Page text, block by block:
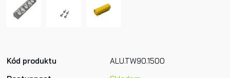
Kód produktu
ALU.TW90.1500